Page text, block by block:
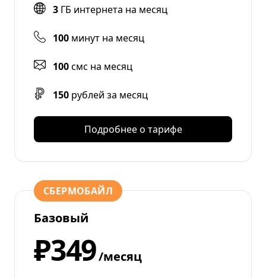
3 ГБ интернета на месяц
100 минут на месяц
100смс на месяц
150 рублей за месяц
Подробнее о тарифе
СБЕРМОБАЙЛ
Базовый
₽349/месяц